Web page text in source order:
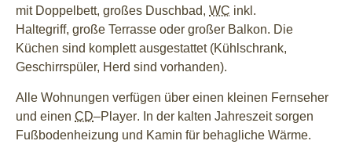
mit Doppelbett, großes Duschbad, WC inkl.
Haltegriff, große Terrasse oder großer Balkon. Die
Küchen sind komplett ausgestattet (Kühlschrank,
Geschirrspüler, Herd sind vorhanden).
Alle Wohnungen verfügen über einen kleinen Fernseher
und einen CD–Player. In der kalten Jahreszeit sorgen
Fußbodenheizung und Kamin für behagliche Wärme.